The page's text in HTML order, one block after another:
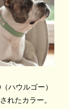
ハウルゴー）
れたカラー。